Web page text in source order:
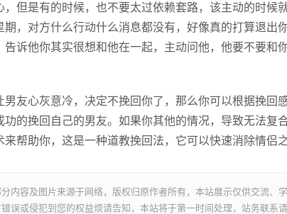
是有的时候，也不要太过依赖套路，该主动的时候就
期，对方什么行动什么消息都没有，好像真的打算退出
诉他你其实很想和他在一起，主动问他，他要不要和你
心灰意冷，决定不挽回你了，那么你可以根据挽回
功的挽回自己的男友。如果你其他的情况，导致无法复
来帮助你，这是一种道教挽回法，它可以快速消除情侣
分内容及图片来源于网络，版权归原作者所有，本站展示仅供交流
误或侵犯到您的权益烦请告知，本站将于第一时间处理，站务联系请